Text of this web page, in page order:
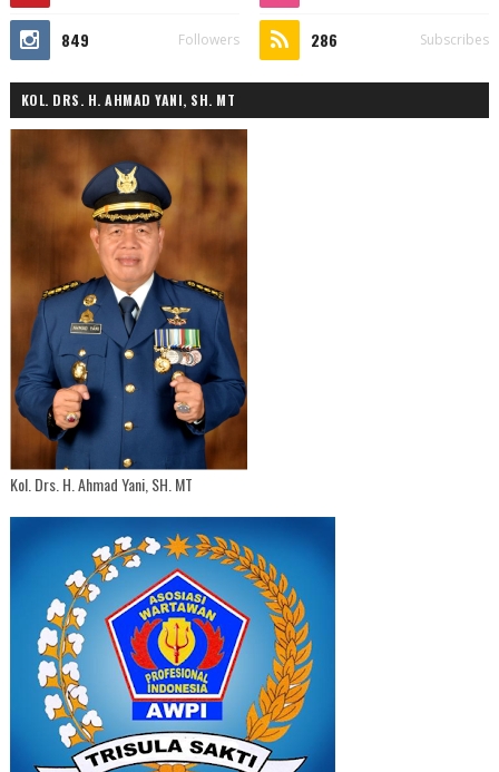
849 Followers 286 Subscribes
KOL. DRS. H. AHMAD YANI, SH. MT
Kol. Drs. H. Ahmad Yani, SH. MT